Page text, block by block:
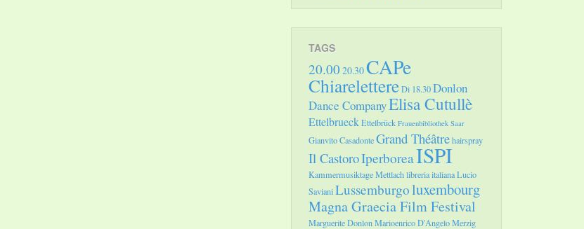
TAGS
20.00 20.30CAPe
ChiarelettereDi 18.30Donlon
Dance CompanyElisa Cutullè
EttelbrueckEttelbrück Frauenbibliothek Saar
Gianvito CasadonteGrand Théâtrehairspray
Il CastoroIperboreaISPI
Kammermusiktage Mettlachlibreria italianaLucio
SavianiLussemburgoluxembourg
Magna Graecia Film Festival
Marguerite DonlonMarioenrico D'AngeloMerzig